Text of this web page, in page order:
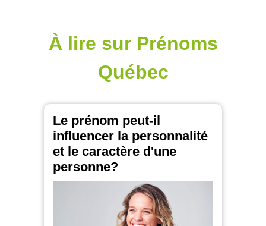
À lire sur Prénoms
Québec
Le prénom peut-il
influencer la personnalité
et le caractère d'une
personne?